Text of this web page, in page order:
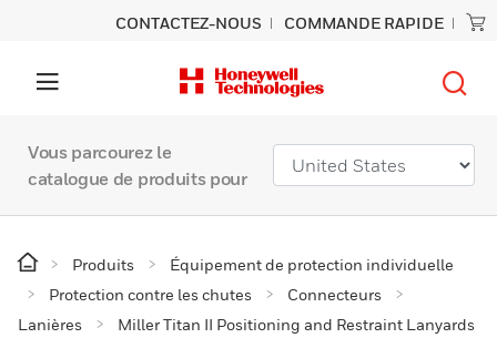
CONTACTEZ-NOUS COMMANDE RAPIDE
Vous parcourez le
catalogue de produits pour
Produits
Équipement de protection individuelle
Protection contre les chutes
Connecteurs
Lanières
Miller Titan II Positioning and Restraint Lanyards